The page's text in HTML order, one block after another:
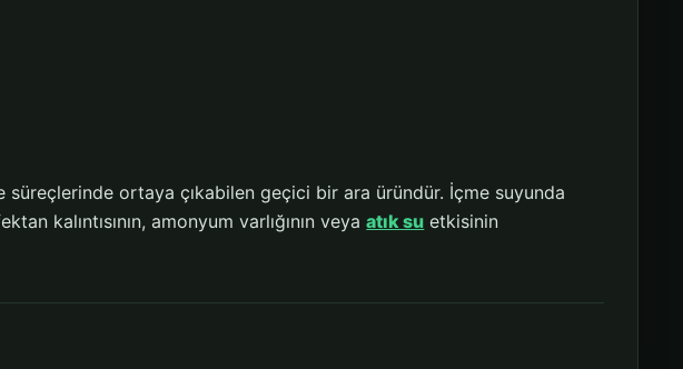
süreçlerinde ortaya çıkabilen geçici bir ara üründür. İçme suyunda
kalıntısının, amonyum varlığının veyaatık su etkisinin